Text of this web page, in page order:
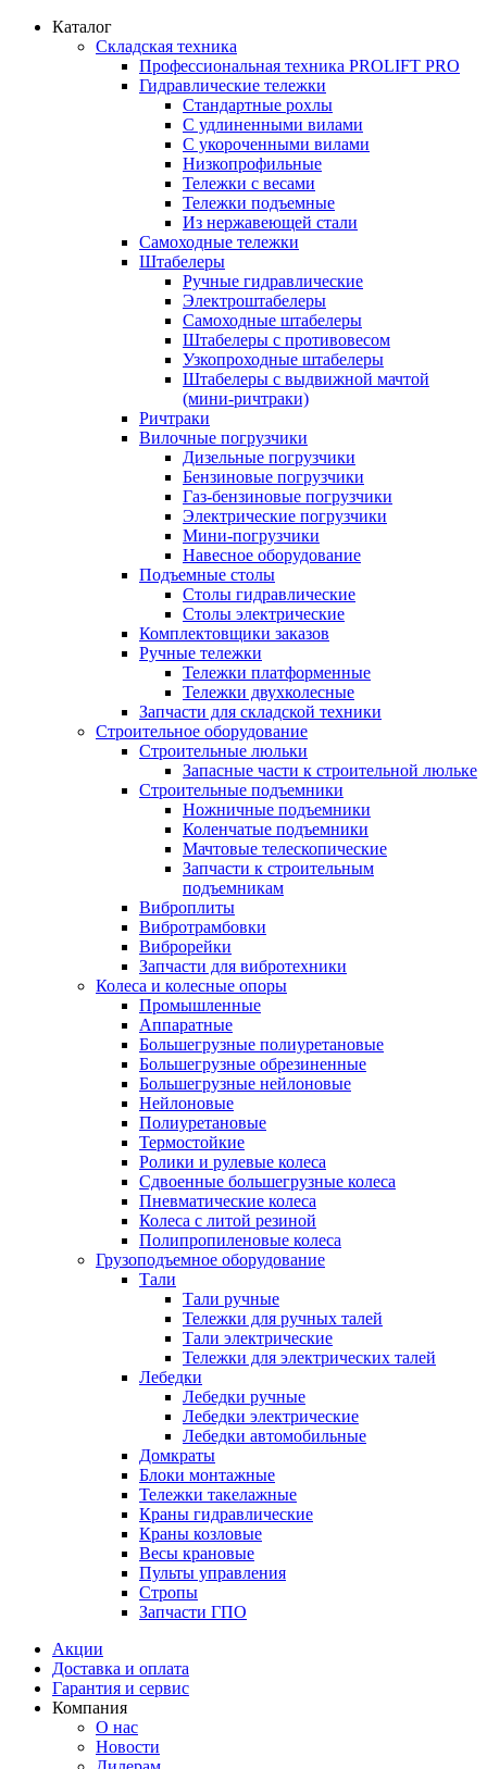
Каталог
Складская техника
Профессиональная техника PROLIFT PRO
Гидравлические тележки
Стандартные рохлы
С удлиненными вилами
С укороченными вилами
Низкопрофильные
Тележки с весами
Тележки подъемные
Из нержавеющей стали
Самоходные тележки
Штабелеры
Ручные гидравлические
Электроштабелеры
Самоходные штабелеры
Штабелеры с противовесом
Узкопроходные штабелеры
Штабелеры с выдвижной мачтой
(мини-ричтраки)
Ричтраки
Вилочные погрузчики
Дизельные погрузчики
Бензиновые погрузчики
Газ-бензиновые погрузчики
Электрические погрузчики
Мини-погрузчики
Навесное оборудование
Подъемные столы
Столы гидравлические
Столы электрические
Комплектовщики заказов
Ручные тележки
Тележки платформенные
Тележки двухколесные
Запчасти для складской техники
Строительное оборудование
Строительные люльки
Запасные части к строительной люльке
Строительные подъемники
Ножничные подъемники
Коленчатые подъемники
Мачтовые телескопические
Запчасти к строительным
подъемникам
Виброплиты
Вибротрамбовки
Виброрейки
Запчасти для вибротехники
Колеса и колесные опоры
Промышленные
Аппаратные
Большегрузные полиуретановые
Большегрузные обрезиненные
Большегрузные нейлоновые
Нейлоновые
Полиуретановые
Термостойкие
Ролики и рулевые колеса
Сдвоенные большегрузные колеса
Пневматические колеса
Колеса с литой резиной
Полипропиленовые колеса
Грузоподъемное оборудование
Тали
Тали ручные
Тележки для ручных талей
Тали электрические
Тележки для электрических талей
Лебедки
Лебедки ручные
Лебедки электрические
Лебедки автомобильные
Домкраты
Блоки монтажные
Тележки такелажные
Краны гидравлические
Краны козловые
Весы крановые
Пульты управления
Стропы
Запчасти ГПО
Акции
Доставка и оплата
Гарантия и сервис
Компания
О нас
Новости